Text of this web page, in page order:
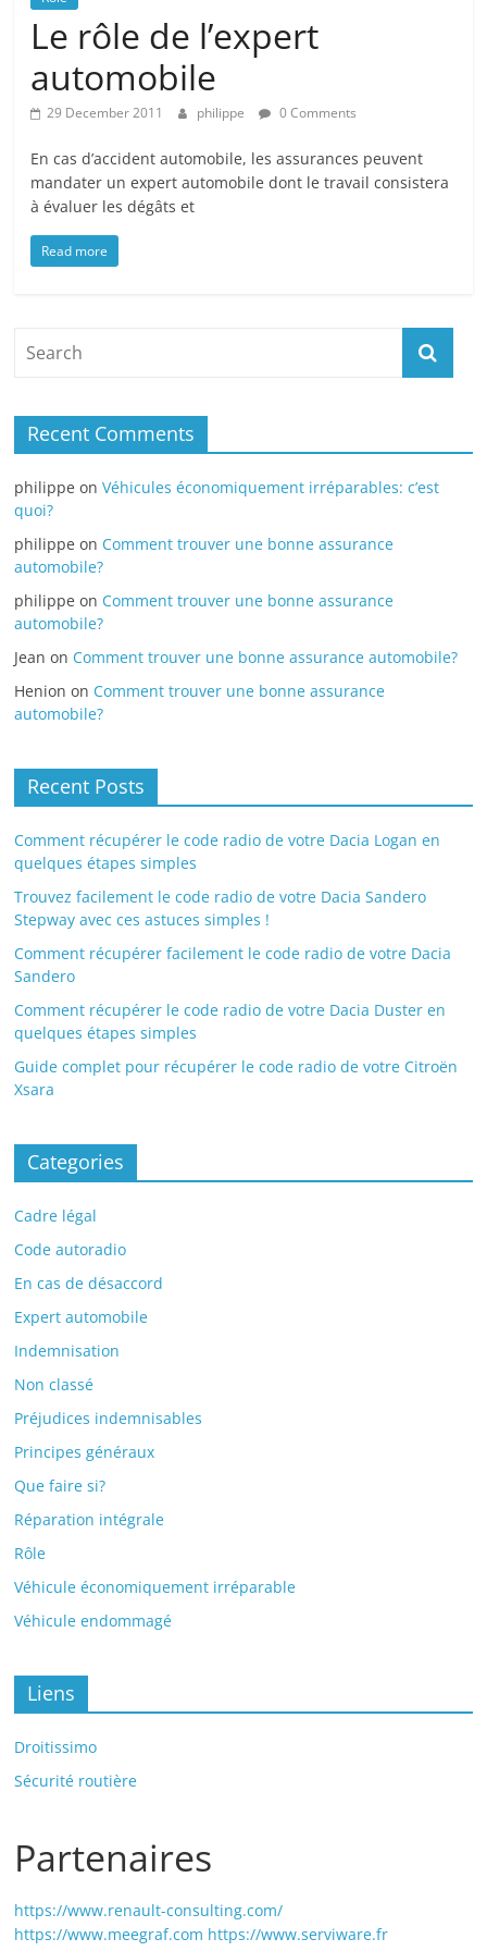
Le rôle de l’expert
automobile
29 December 2011 philippe 0 Comments
En cas d’accident automobile, les assurances peuvent
mandater un expert automobile dont le travail consistera
à évaluer les dégâts et
Read more
Recent Comments
philippe onVéhicules économiquement irréparables: c’est
quoi?
philippe on Comment trouver une bonne assurance
automobile?
philippe on Comment trouver une bonne assurance
automobile?
Jean on Comment trouver une bonne assurance automobile?
Henion on Comment trouver une bonne assurance
automobile?
Recent Posts
Comment récupérer le code radio de votre Dacia Logan en
quelques étapes simples
Trouvez facilement le code radio de votre Dacia Sandero
Stepway avec ces astuces simples !
Comment récupérer facilement le code radio de votre Dacia
Sandero
Comment récupérer le code radio de votre Dacia Duster en
quelques étapes simples
Guide complet pour récupérer le code radio de votre Citroën
Xsara
Categories
Cadre légal
Code autoradio
En cas de désaccord
Expert automobile
Indemnisation
Non classé
Préjudices indemnisables
Principes généraux
Que faire si?
Réparation intégrale
Rôle
Véhicule économiquement irréparable
Véhicule endommagé
Liens
Droitissimo
Sécurité routière
Partenaires
https://www.renault-consulting.com/
https://www.meegraf.com https://www.serviware.fr